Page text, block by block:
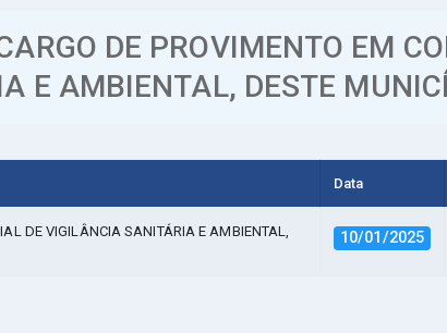
DE PROVIMENTO EM
E AMBIENTAL, DESTE
Data
DE VIGILÂNCIA SANITÁRIA E AMBIENTAL,
10/01/2025